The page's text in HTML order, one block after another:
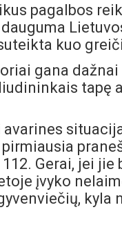
pagalbos
kuo
gana
tapę
Gerai, jei
įvyko
kyla